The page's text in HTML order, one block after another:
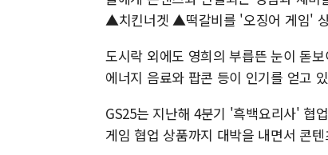
▲치킨너겟 ▲떡갈비를 '오징어 게임'
도시락 외에도 영희의 부릅뜬 눈이 돋
에너지 음료와 팝콘 등이 인기를 얻고
GS25는 지난해 4분기 '흑백요리사' 협
게임 협업 상품까지 대박을 내면서 콘